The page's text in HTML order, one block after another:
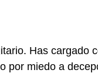
Has cargado
por miedo a